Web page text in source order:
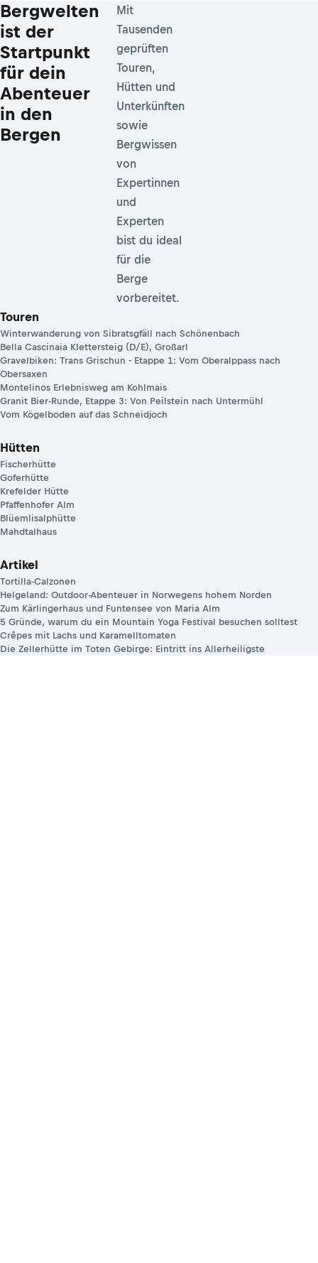
Bergwelten
ist der
Startpunkt
für dein
Abenteuer
in den
Bergen
Mit
Tausenden
geprüften
Touren,
Hütten und
Unterkünften
sowie
Bergwissen
von
Expertinnen
und
Experten
bist du ideal
für die
Berge
vorbereitet.
Touren
Winterwanderung von Sibratsgfäll nach Schönenbach
Bella Cascinaia Klettersteig (D/E), Großarl
Gravelbiken: Trans Grischun - Etappe 1: Vom Oberalppass nach
Obersaxen
Montelinos Erlebnisweg am Kohlmais
Granit Bier-Runde, Etappe 3: Von Peilstein nach Untermühl
Vom Kögelboden auf das Schneidjoch
Hütten
Fischerhütte
Goferhütte
Krefelder Hütte
Pfaffenhofer Alm
Blüemlisalphütte
Mahdtalhaus
Artikel
Tortilla-Calzonen
Helgeland: Outdoor-Abenteuer in Norwegens hohem Norden
Zum Kärlingerhaus und Funtensee von Maria Alm
5 Gründe, warum du ein Mountain Yoga Festival besuchen solltest
Crêpes mit Lachs und Karamelltomaten
Die Zellerhütte im Toten Gebirge: Eintritt ins Allerheiligste